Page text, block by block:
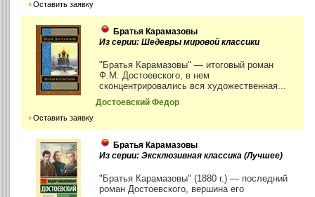
Оставить заявку
Братья Карамазовы
Из серии: Шедевры мировой классики
"Братья Карамазовы" — итоговый роман
Ф.М. Достоевского, в нем
сконцентрировались вся художественная...
Достоевский Федор
Оставить заявку
Братья Карамазовы
Из серии: Эксклюзивная классика (Лучшее)
"Братья Карамазовы" (1880 г.) — последний
роман Достоевского, вершина его